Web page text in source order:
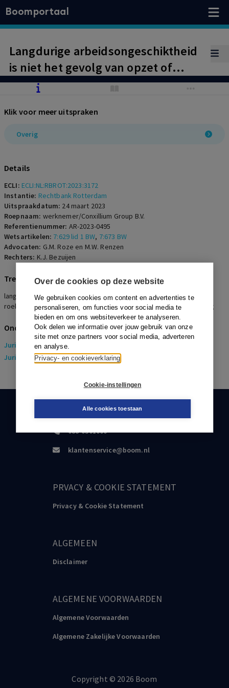
Over de cookies op deze website
We gebruiken cookies om content en advertenties te
personaliseren, om functies voor social media te
bieden en om ons websiteverkeer te analyseren.
Ook delen we informatie over jouw gebruik van onze
site met onze partners voor social media, adverteren
en analyse.
Privacy- en cookieverklaring
Cookie-instellingen
Alle cookies toestaan
Boomportaal
Langdurige arbeidsongeschiktheid
is niet het gevolg van opzet of
bewuste roekeloosheid van
op golden parachute-vergoeding
van € 100.000.
Klik voor meer uitspraken
Overig
Details
ECLI: ECLI:NL:RBROT:2023:3172
Instantie: Rechtbank Rotterdam
Uitspraakdatum: 24 maart 2023
Roepnaam: werknemer/Conxillium Group B.V.
Referentienummer: AR-2023-0495
Wetsartikelen: 7:629 lid 1 BW, 7:673 BW
Advocaten: G.M. Roze en M.W. Renzen
Rechters: K.J. Bezuijen
Trefwoorden
langdurige arbeidsongeschiktheid, toerekening, opzet, bewuste
roekeloosheid, golden parachute-vergoeding, transitievergoeding
Onderwerpen
Juridisch> Arbeidsrecht
Juridisch> Sociaal Zekerheidsrecht
KLANTENSERVICE
088-0301000
klantenservice@boom.nl
PRVACY & COOKIE STATEMENT
Privacy & Cookie Statement
ALGEMEEN
Disclaimer
ALGEMENE VOORWAARDEN
Algemene Voorwaarden
Algemene Zakelijke Voorwaarden
Copyright ©️ 2026 Boom